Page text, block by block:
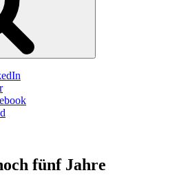
fünf Jahre